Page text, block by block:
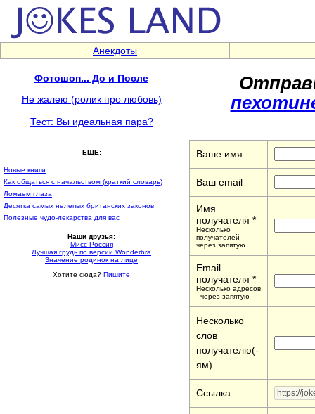
Анекдоты
Фотошоп... До и После
Не жалею (ролик про любовь)
Тест: Вы идеальная пара?
ЕЩЕ:
Новые книги
Как общаться с начальством (краткий словарь)
Ломаем глаза
Десятка самых нелепых британских законов
Полезные чудо-лекарства для вас
Наши друзья:
Мисс Россия
Лучшая грудь по версии Wonderbra
Значение родинок на лице
Хотите сюда? Пишите
Ваше имя
Ваш email
Имя
получателя *
Несколько
получателей -
через запятую
Email
получателя *
Несколько адресов
- через запятую
Несколько
слов
получателю(-
ям)
Ссылка